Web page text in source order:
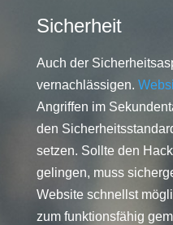
Sicherheit
Auch der
vernachlässigen.
Angriffen im
den
setzen. Sollte den
gelingen, muss
Website schnellst
zum funktionsfähig